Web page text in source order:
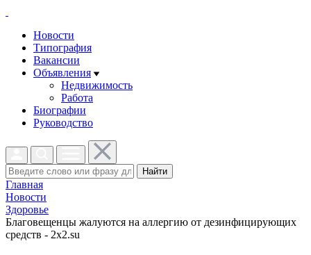
Новости
Типография
Вакансии
Объявления
Недвижимость
Работа
Биографии
Руководство
Найти
Главная
Новости
Здоровье
Благовещенцы жалуются на аллергию от дезинфицирующих
средств - 2x2.su